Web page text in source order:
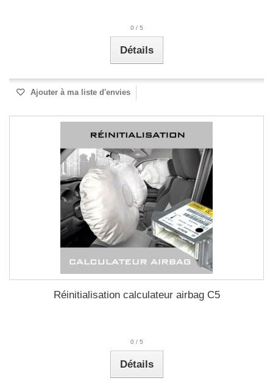
0 / 5
Détails
Ajouter à ma liste d'envies
Réinitialisation calculateur airbag C5
0 / 5
Détails